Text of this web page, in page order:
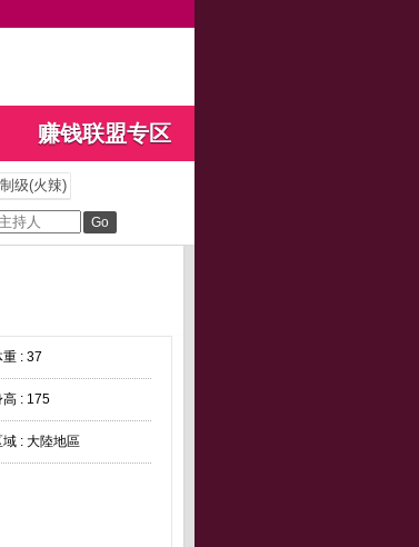
赚钱联盟专区
级(火辣)
重 : 37
高 : 175
域 : 大陸地區